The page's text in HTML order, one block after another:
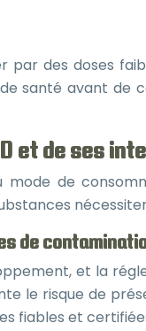
des doses
santé avant de
et de ses
mode de
de
et la
le risque de
fiables et